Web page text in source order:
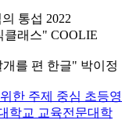
통섭 2022
클래스" COOLIE
를 편 한글" 박이정
한 주제 중심 초등영
학교 교육전문대학